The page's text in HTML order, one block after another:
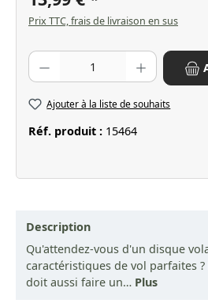
Prix TTC, frais de livraison en sus
Quantité de produit : Entrez la
Ajouter à la liste de souhaits
Réf. produit : 15464
Description
Qu'attendez-vous d'un disque
caractéristiques de vol parfaites
doit aussi faire un… Plus